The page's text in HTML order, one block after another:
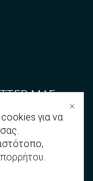
ΜΑΣ
για να
.